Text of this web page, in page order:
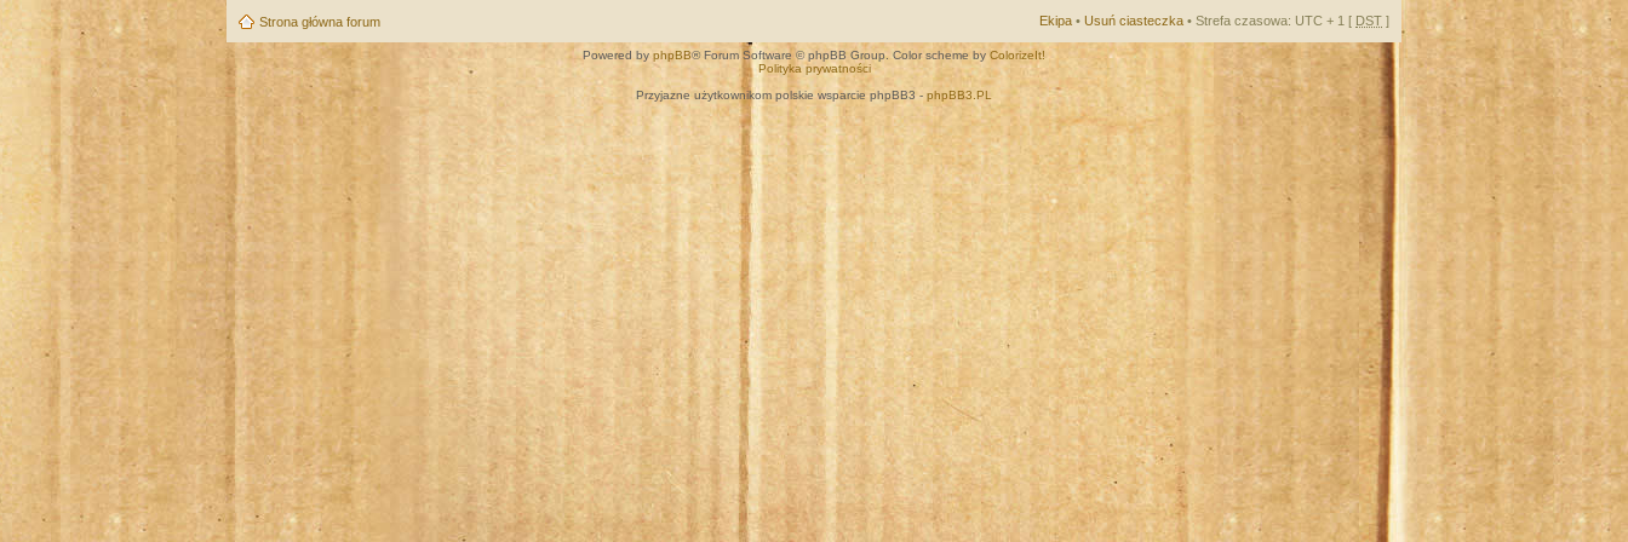
Strona główna forum Ekipa • Usuń ciasteczka • Strefa czasowa: UTC + 1 [ DST ]
Powered by phpBB® Forum Software © phpBB Group. Color scheme by ColorizeIt!
Polityka prywatności
Przyjazne użytkownikom polskie wsparcie phpBB3 - phpBB3.PL